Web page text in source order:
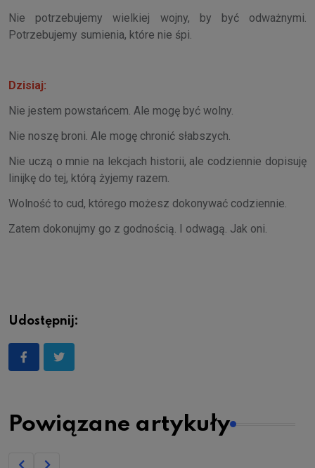
Nie potrzebujemy wielkiej wojny, by być odważnymi.
Potrzebujemy sumienia, które nie śpi.
Dzisiaj:
Nie jestem powstańcem. Ale mogę być wolny.
Nie noszę broni. Ale mogę chronić słabszych.
Nie uczą o mnie na lekcjach historii, ale codziennie dopisuję
linijkę do tej, którą żyjemy razem.
Wolność to cud, którego możesz dokonywać codziennie.
Zatem dokonujmy go z godnością. I odwagą. Jak oni.
Udostępnij:
Powiązane artykuły